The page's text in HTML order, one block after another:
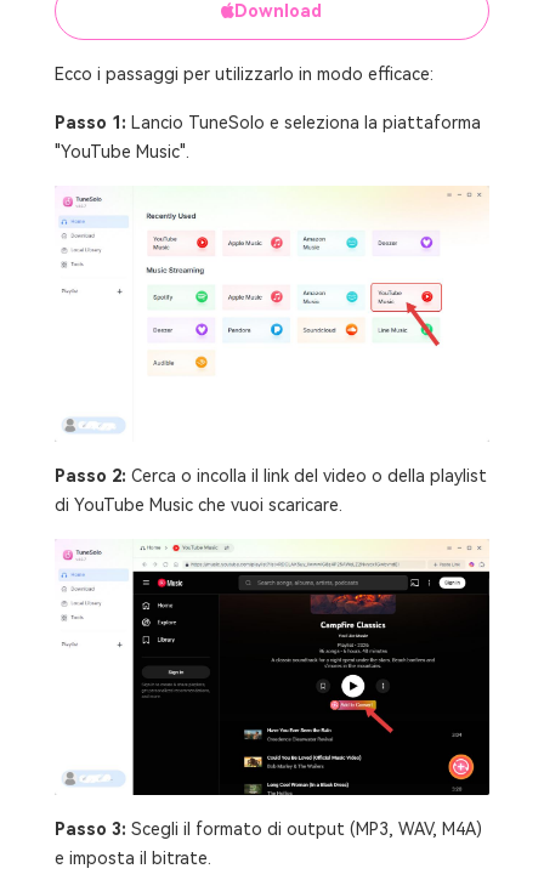
Download
Ecco i passaggi per utilizzarlo in modo efficace:
Passo 1: Lancio TuneSolo e seleziona la piattaforma
"YouTube Music".
Passo 2: Cerca o incolla il link del video o della playlist
di YouTube Music che vuoi scaricare.
Passo 3: Scegli il formato di output (MP3, WAV, M4A)
e imposta il bitrate.